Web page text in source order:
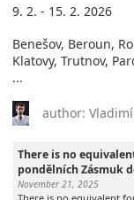
9. 2. - 15. 2. 2026
Benešov, Beroun,
Klatovy, Trutnov,
...
author:
There is no
pondělních Zásmuk
November 21, 2025